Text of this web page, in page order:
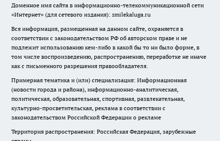
Доменное имя сайта в информационно-телекоммуникационной сети
«Интернет» (для сетевого издания): smilekaluga.ru
Вся информация, размещенная на данном сайте, охраняется в
соответствии с законодательством РФ об авторском праве и не
подлежит использованию кем-либо в какой бы то ни было форме, в
том числе воспроизведению, распространению, переработке не иначе
как с письменного разрешения правообладателя.
Примерная тематика и (или) специализация: Информационная
(новости города и района), информационно-аналитическая,
политическая, образовательная, спортивная, развлекательная,
культурно-просветительская, реклама в соответствии с
законодательством Российской Федерации о рекламе
Территория распространения: Российская Федерация, зарубежные